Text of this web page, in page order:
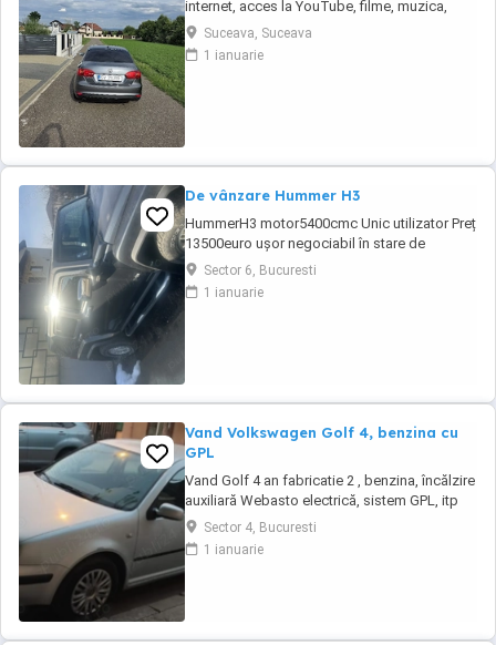
internet, acces la YouTube, filme, muzica,
spotify.
Suceava, Suceava
1 ianuarie
De vânzare Hummer H3
HummerH3 motor5400cmc Unic utilizator Preț
13500euro ușor negociabil în stare de
funcționare înmatriculat
Sector 6, Bucuresti
1 ianuarie
Vand Volkswagen Golf 4, benzina cu
GPL
Vand Golf 4 an fabricatie 2 , benzina, încălzire
auxiliară Webasto electrică, sistem GPL, itp
Sector 4, Bucuresti
1 ianuarie